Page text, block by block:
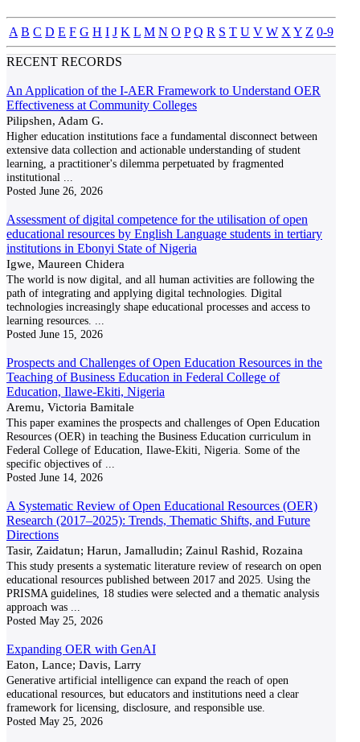
A B C D E F G H I J K L M N O P Q R S T U V W X Y Z 0-9
RECENT RECORDS
An Application of the I-AER Framework to Understand OER
Effectiveness at Community Colleges
Pilipshen, Adam G.
Higher education institutions face a fundamental disconnect between
extensive data collection and actionable understanding of student
learning, a practitioner's dilemma perpetuated by fragmented
institutional
Posted June 26, 2026
Assessment of digital competence for the utilisation of open
educational resources by English Language students in tertiary
institutions in Ebonyi State of Nigeria
Igwe, Maureen Chidera
The world is now digital, and all human activities are following the
path of integrating and applying digital technologies. Digital
technologies increasingly shape educational processes and access to
learning resources.
Posted June 15, 2026
Prospects and Challenges of Open Education Resources in the
Teaching of Business Education in Federal College of
Education, Ilawe-Ekiti, Nigeria
Aremu, Victoria Bamitale
This paper examines the prospects and challenges of Open Education
Resources (OER) in teaching the Business Education curriculum in
Federal College of Education, Ilawe-Ekiti, Nigeria. Some of the
specific objectives of
Posted June 14, 2026
A Systematic Review of Open Educational Resources (OER)
Research (2017–2025): Trends, Thematic Shifts, and Future
Directions
Tasir, Zaidatun; Harun, Jamalludin; Zainul Rashid, Rozaina
This study presents a systematic literature review of research on open
educational resources published between 2017 and 2025. Using the
PRISMA guidelines, 18 studies were selected and a thematic analysis
approach was
Posted May 25, 2026
Expanding OER with GenAI
Eaton, Lance; Davis, Larry
Generative artificial intelligence can expand the reach of open
educational resources, but educators and institutions need a clear
framework for licensing, disclosure, and responsible use.
Posted May 25, 2026